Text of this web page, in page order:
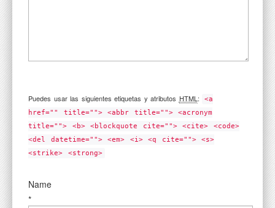
Puedes usar las siguientes etiquetas y atributos HTML :
<a
href="" title=""> <abbr title=""> <acronym
title=""> <b> <blockquote cite=""> <cite> <code>
<del datetime=""> <em> <i> <q cite=""> <s>
<strike> <strong>
Name
*